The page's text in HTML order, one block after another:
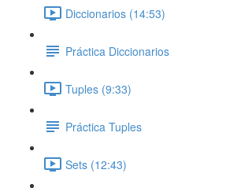
Diccionarios (14:53)
Práctica Diccionarios
Tuples (9:33)
Práctica Tuples
Sets (12:43)